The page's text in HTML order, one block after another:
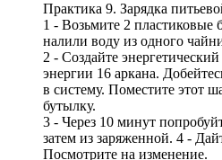
Практика 9. Зарядка
1 - Возьмите 2 пластиковые
налили воду из одного
2 - Создайте
энергии 16 аркана.
в систему. Поместите этот
бутылку.
3 - Через 10 минут
затем из заряженной. 4 -
Посмотрите на изменение.